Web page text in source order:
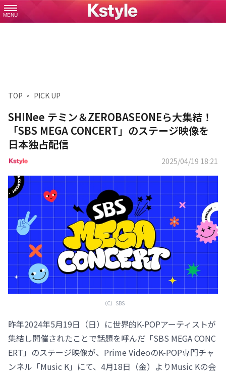
MENU
TOP PICK UP
SHINee テミン＆ZEROBASEONEら大集結！
「SBS MEGA CONCERT」のステージ映像を
日本独占配信
2025/04/19 18:21
（C）SBS
昨年2024年5月19日（日）に世界的K-POPアーティストが
集結し開催されたことで話題を呼んだ「SBS MEGA CONC
ERT」のステージ映像が、Prime VideoのK-POP専門チャ
ンネル「Music K」にて、4月18日（金）よりMusic Kの会